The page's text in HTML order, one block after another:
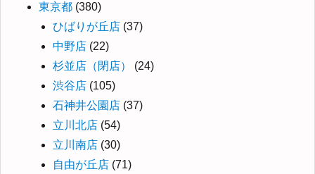
東京都 (380)
ひばりが丘店 (37)
中野店 (22)
杉並店（閉店）
(24)
渋谷店 (105)
石神井公園店 (37)
立川北店 (54)
立川南店 (30)
自由が丘店 (71)